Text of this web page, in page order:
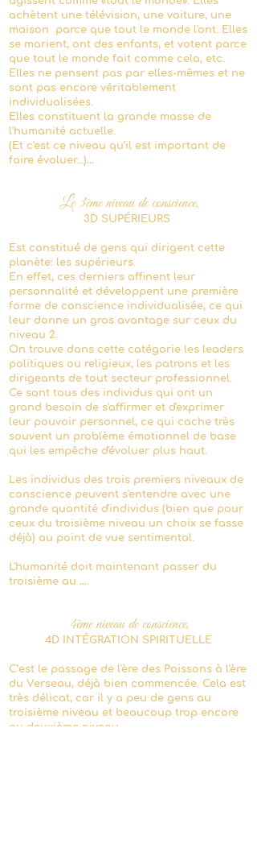
achètent une télévision, une voiture, une
maison parce que tout le monde l'ont. Elles
se marient, ont des enfants, et votent parce
que tout le monde fait comme cela, etc.
Elles ne pensent pas par elles-mêmes et ne
sont pas encore véritablement
individualisées.
Elles constituent la grande masse de
l'humanité actuelle.
(Et c'est ce niveau qu’il est important de
faire évoluer...)…
Le 3èmeniveau de conscience,
3D SUPÉRIEURS
Est constitué de gens qui dirigent cette
planète: les supérieurs.
En effet, ces derniers affinent leur
personnalité et développent une première
forme de conscience individualisée, ce qui
leur donne un gros avantage sur ceux du
niveau 2.
On trouve dans cette catégorie les leaders
politiques ou religieux, les patrons et les
dirigeants de tout secteur professionnel.
Ce sont tous des individus qui ont un
grand besoin de s'affirmer et d'exprimer
leur pouvoir personnel, ce qui cache très
souvent un problème émotionnel de base
qui les empêche d'évoluer plus haut.
Les individus des trois premiers niveaux de
conscience peuvent s'entendre avec une
grande quantité d'individus (bien que pour
ceux du troisième niveau un choix se fasse
déjà) au point de vue sentimental.
L'humanité doit maintenant passer du
troisième au ….
4èmeniveau de conscience,
4D INTÉGRATION SPIRITUELLE
C’est le passage de l'ère des Poissons à l'ère
du Verseau, déjà bien commencée. Cela est
très délicat, car il y a peu de gens au
troisième niveau et beaucoup trop encore
au deuxième niveau.